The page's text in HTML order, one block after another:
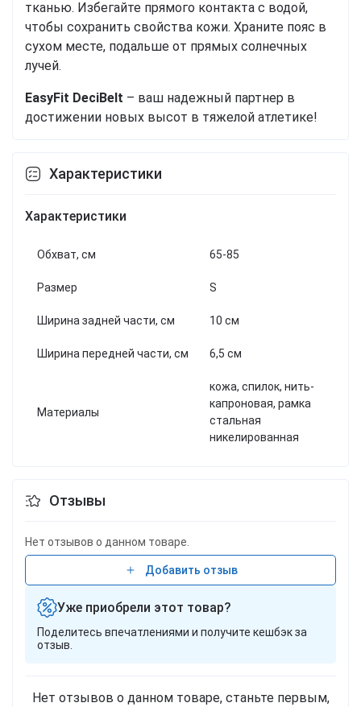
тканью. Избегайте прямого контакта с водой,
чтобы сохранить свойства кожи. Храните пояс в
сухом месте, подальше от прямых солнечных
лучей.
EasyFit DeciBelt – ваш надежный партнер в
достижении новых высот в тяжелой атлетике!
Характеристики
Характеристики
Обхват, см 65-85
Размер S
Ширина задней части, см 10 см
Ширина передней части, см 6,5 см
Материалы
кожа, спилок, нить-
капроновая, рамка
стальная
никелированная
Отзывы
Нет отзывов о данном товаре.
Добавить отзыв
Уже приобрели этот товар?
Поделитесь впечатлениями и получите кешбэк за
отзыв.
Нет отзывов о данном товаре, станьте первым,